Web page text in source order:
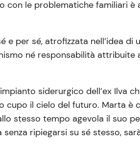
con le problematiche familiari
per sé, atrofizzata nell’idea di
né responsabilità attribuite
siderurgico dell’ex Ilva
cupo il cielo del futuro. Marta è
stesso tempo agevola il suo
ripiegarsi su sé stesso,